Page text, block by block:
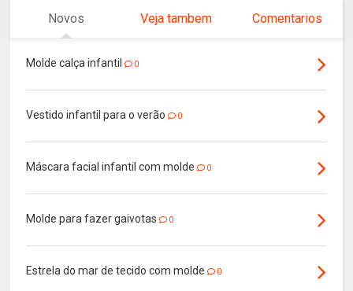
Novos Veja tambem Comentarios
Molde calça infantil 0
Vestido infantil para o verão 0
Máscara facial infantil com molde 0
Molde para fazer gaivotas 0
Estrela do mar de tecido com molde 0